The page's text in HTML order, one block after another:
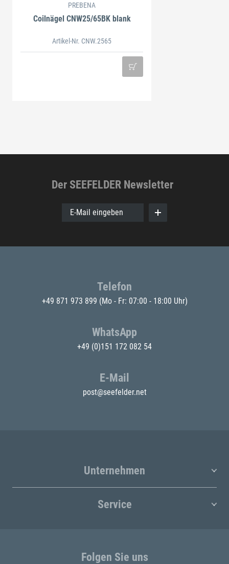
PREBENA
Coilnägel CNW25/65BK blank
Artikel-Nr. CNW.2565
Der SEEFELDER Newsletter
E-Mail eingeben
Telefon
+49 871 973 899 (Mo - Fr: 07:00 - 18:00 Uhr)
WhatsApp
+49 (0)151 172 082 54
E-Mail
post@seefelder.net
Unternehmen
Service
Folgen Sie uns